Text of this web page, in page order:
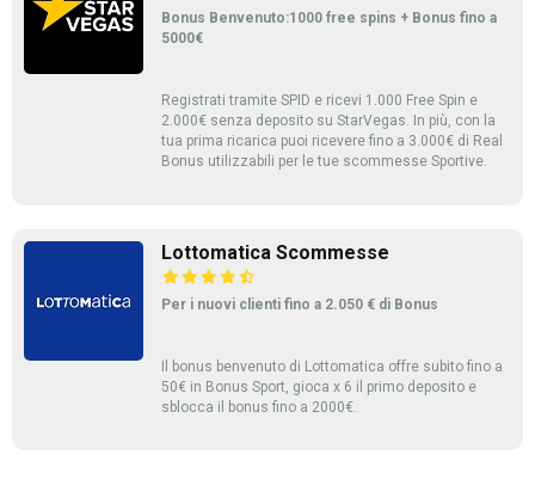
Bonus Benvenuto:1000 free spins + Bonus fino a
5000€
Registrati tramite SPID e ricevi 1.000 Free Spin e
2.000€ senza deposito su StarVegas. In più, con la
tua prima ricarica puoi ricevere fino a 3.000€ di Real
Bonus utilizzabili per le tue scommesse Sportive.
Lottomatica Scommesse
Per i nuovi clienti fino a 2.050 € di Bonus
Il bonus benvenuto di Lottomatica offre subito fino a
50€ in Bonus Sport, gioca x 6 il primo deposito e
sblocca il bonus fino a 2000€.